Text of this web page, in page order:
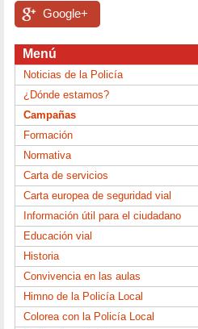
Google+
Menú
Noticias de la Policía
¿Dónde estamos?
Campañas
Formación
Normativa
Carta de servicios
Carta europea de seguridad vial
Información útil para el ciudadano
Educación vial
Historia
Convivencia en las aulas
Himno de la Policía Local
Colorea con la Policía Local